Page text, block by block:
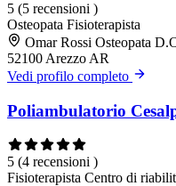
5 (5 recensioni )
Osteopata Fisioterapista
Omar Rossi Osteopata
52100 Arezzo AR
Vedi profilo completo
Poliambulatorio
5 (4 recensioni )
Fisioterapista Centro di